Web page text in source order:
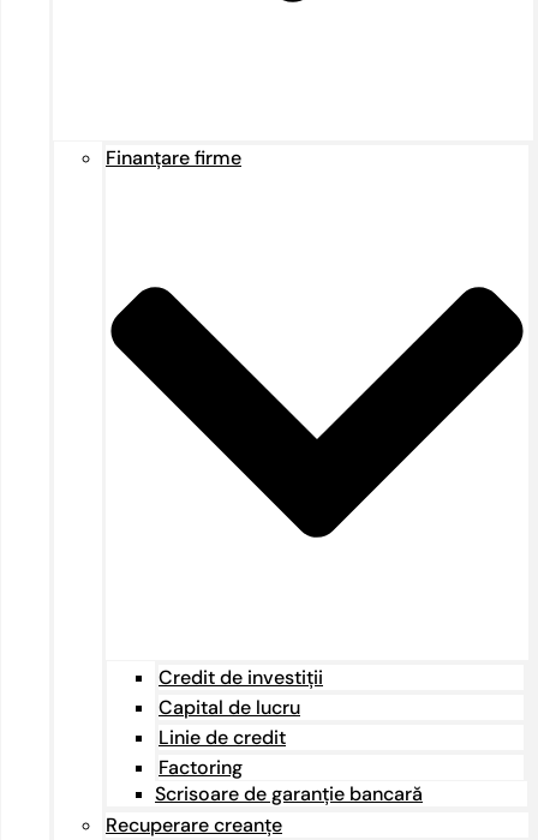
Finanțare firme
Credit de investiții
Capital de lucru
Linie de credit
Factoring
Scrisoare de garanție bancară
Recuperare creanțe